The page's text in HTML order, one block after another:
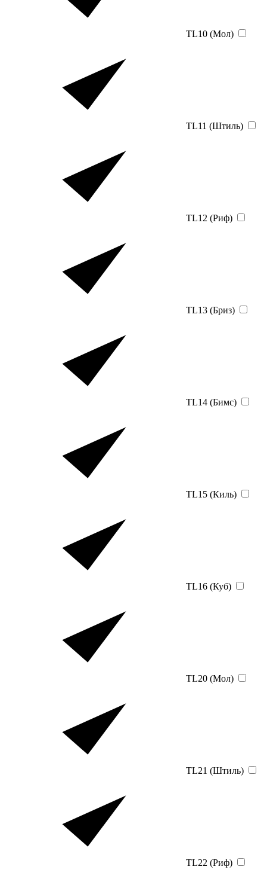
TL10 (Мол)
TL11 (Штиль)
TL12 (Риф)
TL13 (Бриз)
TL14 (Бимс)
TL15 (Киль)
TL16 (Куб)
TL20 (Мол)
TL21 (Штиль)
TL22 (Риф)